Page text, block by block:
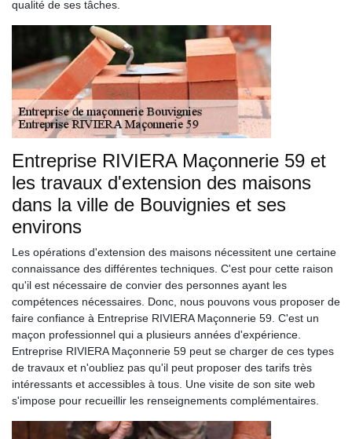
qualité de ses tâches.
Entreprise RIVIERA Maçonnerie 59 et
les travaux d'extension des maisons
dans la ville de Bouvignies et ses
environs
Les opérations d'extension des maisons nécessitent une certaine
connaissance des différentes techniques. C'est pour cette raison
qu'il est nécessaire de convier des personnes ayant les
compétences nécessaires. Donc, nous pouvons vous proposer de
faire confiance à Entreprise RIVIERA Maçonnerie 59. C'est un
maçon professionnel qui a plusieurs années d'expérience.
Entreprise RIVIERA Maçonnerie 59 peut se charger de ces types
de travaux et n'oubliez pas qu'il peut proposer des tarifs très
intéressants et accessibles à tous. Une visite de son site web
s'impose pour recueillir les renseignements complémentaires.